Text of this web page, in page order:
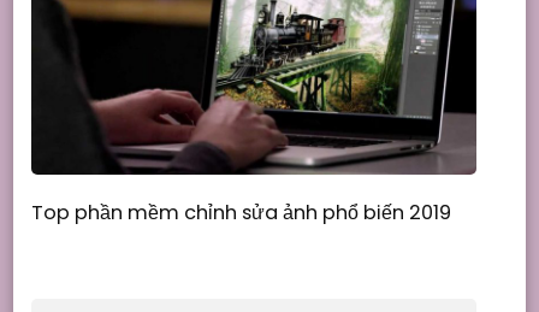
Top phần mềm chỉnh sửa ảnh phổ biến 2019